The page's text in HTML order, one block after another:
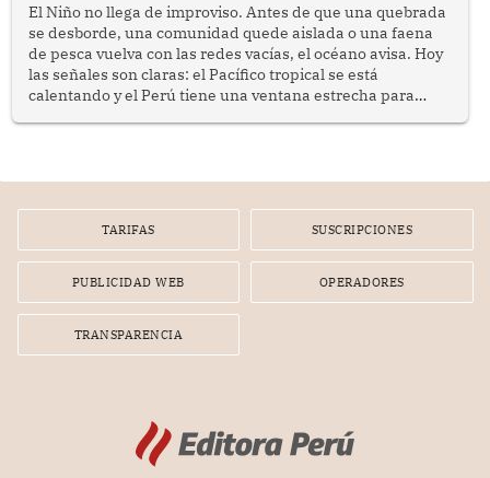
El Niño no llega de improviso. Antes de que una quebrada
se desborde, una comunidad quede aislada o una faena
de pesca vuelva con las redes vacías, el océano avisa. Hoy
las señales son claras: el Pacífico tropical se está
calentando y el Perú tiene una ventana estrecha para
TARIFAS SUSCRIPCIONES
PUBLICIDAD WEB OPERADORES
TRANSPARENCIA